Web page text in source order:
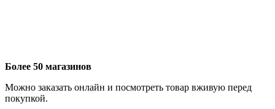
Более 50 магазинов
Можно заказать онлайн и посмотреть товар вживую перед
покупкой.